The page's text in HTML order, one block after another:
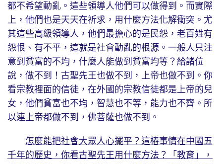
都不希望動亂。這些領導人他們可以做得到。而實際
上，他們也是天天在祈求，用什麼方法化解衝突。尤
其這些高級領導人，他們最擔心的是民怨，老百姓有
怨恨、有不平，這就是社會動亂的根源。一般人只注
意到貧富的不均，什麼人能做到貧富均等？給諸位
說，做不到！古聖先王也做不到，上帝也做不到。你
看宗教裡面的信徒，在外國的宗教信徒都是上帝的兒
女，他們貧富也不均，智慧也不等，能力也不齊。所
以連上帝都做不到，佛菩薩也做不到。
怎麼能把社會大眾人心擺平？這樁事情在中國五
千年的歷史，你看古聖先王用什麼方法？「教育」，